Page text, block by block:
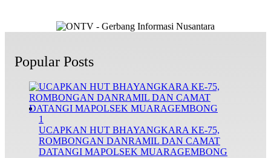
Popular Posts
1
UCAPKAN HUT BHAYANGKARA KE-75,
ROMBONGAN DANRAMIL DAN CAMAT
DATANGI MAPOLSEK MUARAGEMBONG